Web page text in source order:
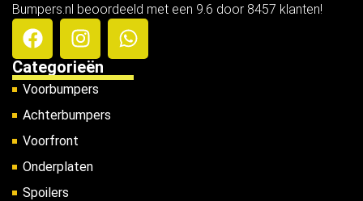
Bumpers.nl beoordeeld met een 9.6 door 8457 klanten!
Categorieën
Voorbumpers
Achterbumpers
Voorfront
Onderplaten
Spoilers